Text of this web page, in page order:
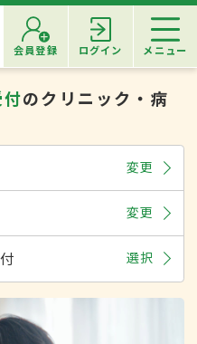
会員登録 ログイン メニュー
のクリニック・病
変更
変更
選択